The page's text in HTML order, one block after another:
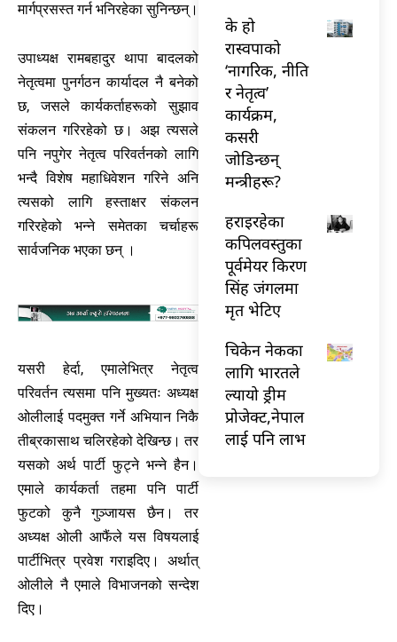
मार्गप्रसस्त गर्न भनिरहेका सुनिन्छन्।
उपाध्यक्ष रामबहादुर थापा बादलको
नेतृत्वमा पुनर्गठन कार्यादल नै बनेको
छ, जसले कार्यकर्ताहरूको सुझाव
संकलन गरिरहेको छ। अझ त्यसले
पनि नपुगेर नेतृत्व परिवर्तनको लागि
भन्दै विशेष महाधिवेशन गरिने अनि
त्यसको लागि हस्ताक्षर संकलन
गरिरहेको भन्ने समेतका चर्चाहरू
सार्वजनिक भएका छन् ।
यसरी हेर्दा, एमालेभित्र नेतृत्व
परिवर्तन त्यसमा पनि मुख्यतः अध्यक्ष
ओलीलाई पदमुक्त गर्ने अभियान निकै
तीब्रकासाथ चलिरहेको देखिन्छ। तर
यसको अर्थ पार्टी फुट्ने भन्ने हैन।
एमाले कार्यकर्ता तहमा पनि पार्टी
फुटको कुनै गुञ्जायस छैन। तर
अध्यक्ष ओली आफैंले यस विषयलाई
पार्टीभित्र प्रवेश गराइदिए। अर्थात्
ओलीले नै एमाले विभाजनको सन्देश
दिए।
के हो
रास्वपाको
‘नागरिक, नीति
र नेतृत्व’
कार्यक्रम,
कसरी
जोडिन्छन्
मन्त्रीहरू?
हराइरहेका
कपिलवस्तुका
पूर्वमेयर किरण
सिंह जंगलमा
मृत भेटिए
चिकेन नेकका
लागि भारतले
ल्यायो ड्रीम
प्रोजेक्ट,नेपाल
लाई पनि लाभ